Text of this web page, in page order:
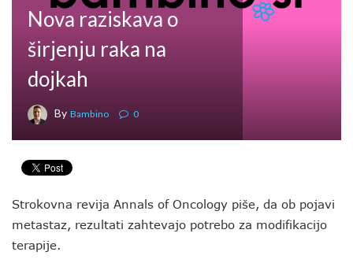
Nova raziskava o
širjenju raka na
dojkah
By Bambino 0
Strokovna revija Annals of Oncology piše, da ob pojavi
metastaz, rezultati zahtevajo potrebo za modifikacijo
terapije.